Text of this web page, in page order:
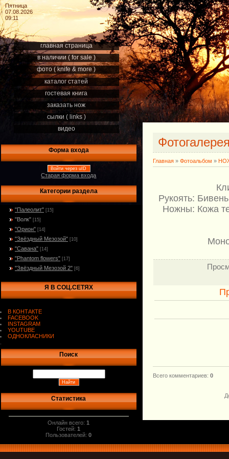
Пятница
07.08.2026
09:11
главная страница
в наличии ( for sale )
фото ( knife & more )
каталог статей
гостевая книга
заказать нож
сылки ( links )
видео
Форма входа
Войти через uID
Старая форма входа
Категории раздела
"Палеолит" [15]
"Волк" [15]
"Орион" [14]
"Звёздный Мезозой" [10]
"Савана" [14]
"Phantom flowers" [17]
"Звёздный Мезозой 2" [6]
Я В СОЦ.СЕТЯХ
В КОНТАКТЕ
FACEBOOK
INSTAGRAM
YOUTUBE
ОДНОКЛАСНИКИ
Поиск
Статистика
Онлайн всего:1
Гостей:1
Пользователей:0
Главная » Фотоальбом »
Рукоять:
Ножны: Кожа
Всего комментариев: 0